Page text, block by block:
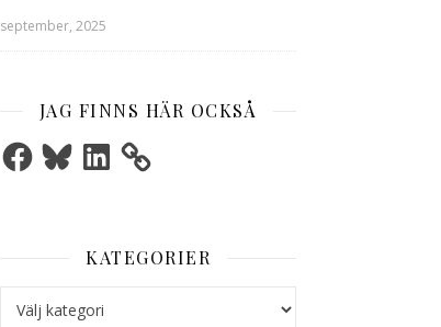
september, 2025
JAG FINNS HÄR OCKSÅ
FacebookBlueskyLinkedIn
KATEGORIER